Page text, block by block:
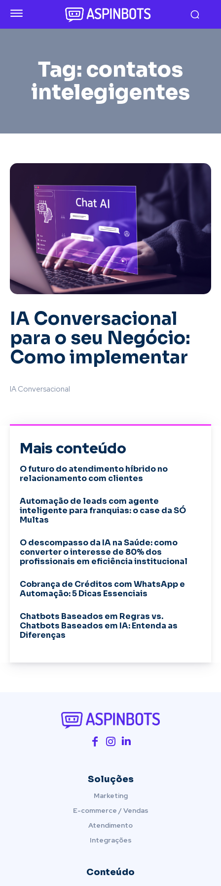
Tag: contatos
intelegigentes
IA Conversacional
para o seu Negócio:
Como implementar
IA Conversacional
Mais conteúdo
O futuro do atendimento híbrido no
relacionamento com clientes
Automação de leads com agente
inteligente para franquias: o case da SÓ
Multas
O descompasso da IA na Saúde: como
converter o interesse de 80% dos
profissionais em eficiência institucional
Cobrança de Créditos com WhatsApp e
Automação: 5 Dicas Essenciais
Chatbots Baseados em Regras vs.
Chatbots Baseados em IA: Entenda as
Diferenças
Soluções
Marketing
E-commerce / Vendas
Atendimento
Integrações
Conteúdo